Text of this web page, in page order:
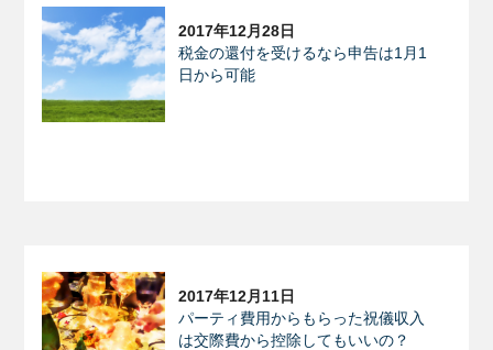
2017年12月28日
税金の還付を受けるなら申告は1月1
日から可能
2017年12月11日
パーティ費用からもらった祝儀収入
は交際費から控除してもいいの？